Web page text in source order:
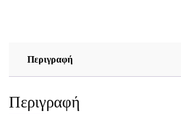
Περιγραφή
Περιγραφή